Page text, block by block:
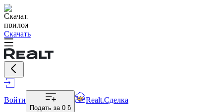
Скачать
Войти
Подать за 0 ƃ
Realt.Сделка